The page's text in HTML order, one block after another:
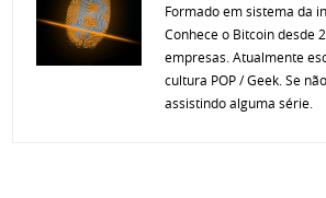
Formado em sistema da
Conhece o Bitcoin desde
empresas. Atualmente
cultura POP / Geek. Se
assistindo alguma série.